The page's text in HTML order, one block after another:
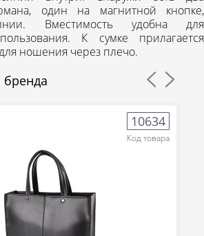
один на магнитной кнопке,
Вместимость удобна для
К сумке прилагается
ношения через плечо.
бренда
10634
Код товара